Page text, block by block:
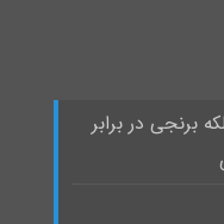
در برابر